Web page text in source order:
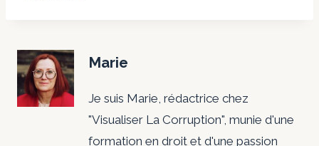
Marie
Je suis Marie, rédactrice chez
"Visualiser La Corruption", munie d'une
formation en droit et d'une passion